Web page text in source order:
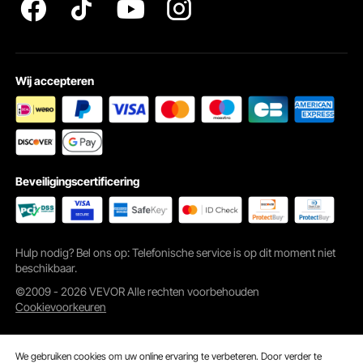
Wij accepteren
Beveiligingscertificering
Hulp nodig? Bel ons op: Telefonische service is op dit moment niet
beschikbaar.
©2009 - 2026 VEVOR Alle rechten voorbehouden
Cookievoorkeuren
We gebruiken cookies om uw online ervaring te verbeteren. Door verder te